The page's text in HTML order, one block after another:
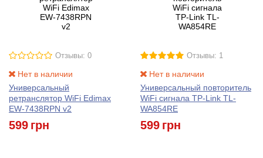
Отзывы: 0
Нет в наличии
Универсальный
ретранслятор WiFi Edimax
EW-7438RPN v2
599 грн
Отзывы: 1
Нет в наличии
Универсальный повторитель
WiFi сигнала TP-Link TL-
WA854RE
599 грн